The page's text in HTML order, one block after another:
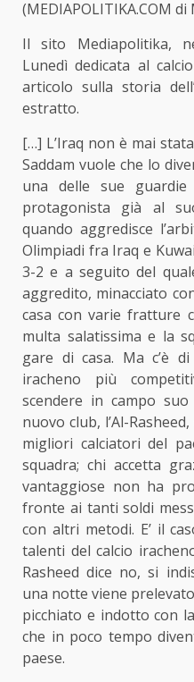
(MEDIAPOLITIKA.COM
Il sito Mediapolitika,
Lunedì dedicata al
articolo sulla storia
estratto.
[…] L’Iraq non è mai
Saddam vuole che lo
una delle sue
protagonista già al
quando aggredisce
Olimpiadi fra Iraq e
3-2 e a seguito del
aggredito, minacciato
casa con varie fratture
multa salatissima e la
gare di casa. Ma c’è
iracheno più
scendere in campo
nuovo club, l’Al-
migliori calciatori del
squadra; chi accetta
vantaggiose non ha
fronte ai tanti soldi
con altri metodi. E’ il
talenti del calcio
Rasheed dice no, si
una notte viene
picchiato e indotto con
che in poco tempo
paese.